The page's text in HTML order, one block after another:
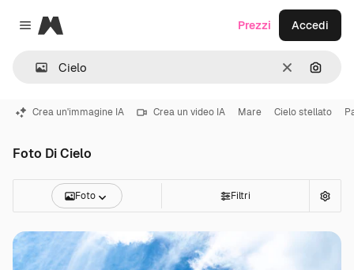
Close menu
Magnific
CancellaCerca
Prezzi Accedi
Crea un'immagine IA Crea un video IA Mare Cielo stellato
Foto Di Cielo
Foto Filtri